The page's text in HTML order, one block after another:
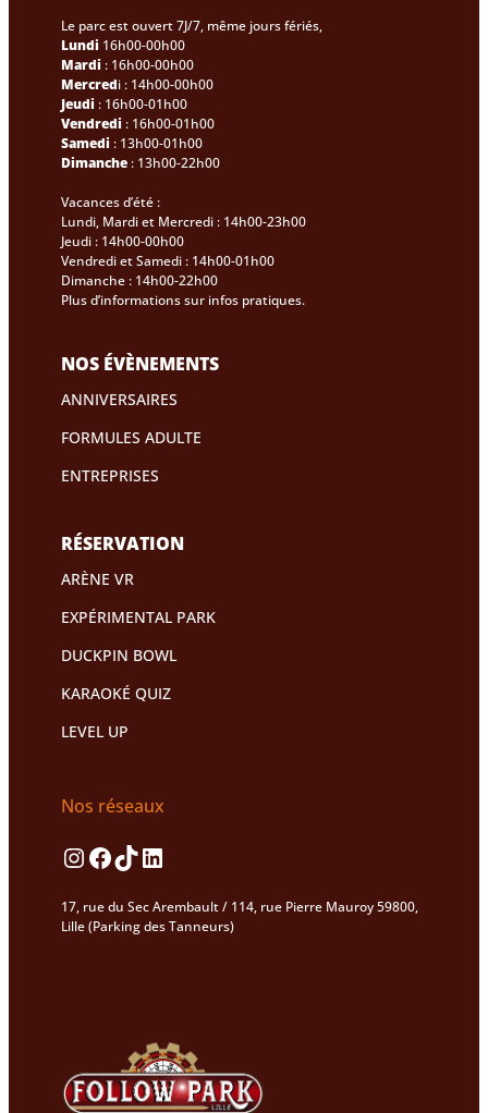
Le parc est ouvert 7J/7, même jours fériés,
Lundi 16h00-00h00
Mardi : 16h00-00h00
Mercredi : 14h00-00h00
Jeudi : 16h00-01h00
Vendredi : 16h00-01h00
Samedi : 13h00-01h00
Dimanche : 13h00-22h00
Vacances d’été :
Lundi, Mardi et Mercredi : 14h00-23h00
Jeudi : 14h00-00h00
Vendredi et Samedi : 14h00-01h00
Dimanche : 14h00-22h00
Plus d’informations sur infos pratiques.
NOS ÉVÈNEMENTS
ANNIVERSAIRES
FORMULES ADULTE
ENTREPRISES
RÉSERVATION
ARÈNE VR
EXPÉRIMENTAL PARK
DUCKPIN BOWL
KARAOKÉ QUIZ
LEVEL UP
Nos réseaux
InstagramFacebook TikTok LinkedIn
17, rue du Sec Arembault / 114, rue Pierre Mauroy 59800,
Lille (Parking des Tanneurs)